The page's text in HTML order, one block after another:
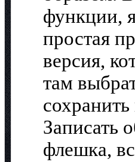
функции,
простая
версия,
там
Записать
флешка,